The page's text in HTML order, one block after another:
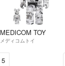
MEDICOM TOY
メディコムトイ
5